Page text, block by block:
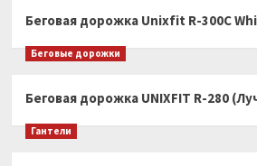
Беговая дорожка Unixfit R-300C
Беговые дорожки
Беговая дорожка UNIXFIT R-280
Гантели